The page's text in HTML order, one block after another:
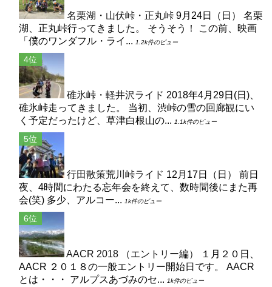
名栗湖・山伏峠・正丸峠 9月24日（日） 名栗
湖、正丸峠行ってきました。 そうそう！ この前、映画
「僕のワンダフル・ライ... 1.2k件のビュー
碓氷峠・軽井沢ライド 2018年4月29日(日)、
碓氷峠走ってきました。 当初、渋峠の雪の回廊観にい
く予定だったけど、草津白根山の... 1.1k件のビュー
行田散策荒川峠ライド 12月17日（日） 前日
夜、4時間にわたる忘年会を終えて、数時間後にまた再
会(笑) 多少、アルコー... 1k件のビュー
AACR 2018 （エントリー編）
１月２０日、
AACR ２０１８の一般エントリー開始日です。 AACR
とは・・・ アルプスあづみのセ... 1k件のビュー